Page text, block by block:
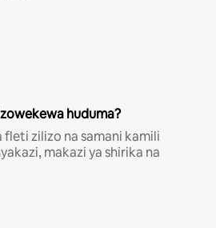
huduma?
fleti zilizo na samani kamili
makazi ya shirika na